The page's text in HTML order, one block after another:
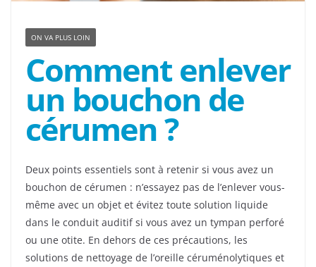
ON VA PLUS LOIN
Comment enlever
un bouchon de
cérumen ?
Deux points essentiels sont à retenir si vous avez un
bouchon de cérumen : n’essayez pas de l’enlever vous-
même avec un objet et évitez toute solution liquide
dans le conduit auditif si vous avez un tympan perforé
ou une otite. En dehors de ces précautions, les
solutions de nettoyage de l’oreille céruménolytiques et